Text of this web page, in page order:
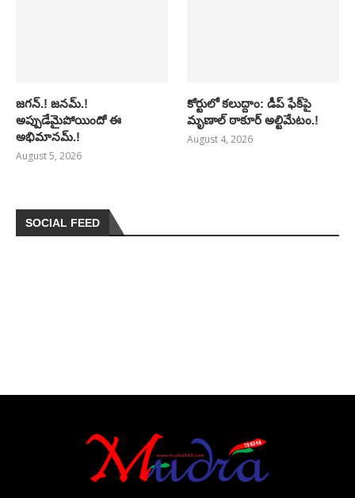
జగన్.! జనమ్.!
అప్పుడేమైపోయిందో ఈ
అభిమానమ్.!
August 5, 2026
కోర్టులో కలుద్దాం: డీప్ ఫేక్‌పై
మృణాల్ ఠాకూర్ అల్టిమేటం.!
August 4, 2026
SOCIAL FEED